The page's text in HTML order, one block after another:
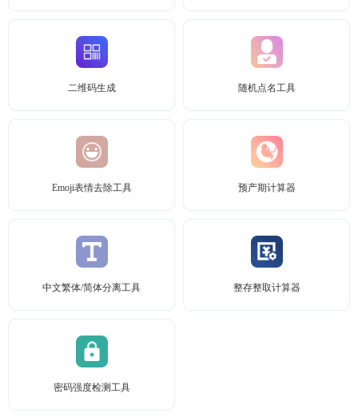
二维码生成 随机点名工具
Emoji表情去除工具 预产期计算器
中文繁体/简体分离工具 整存整取计算器
密码强度检测工具